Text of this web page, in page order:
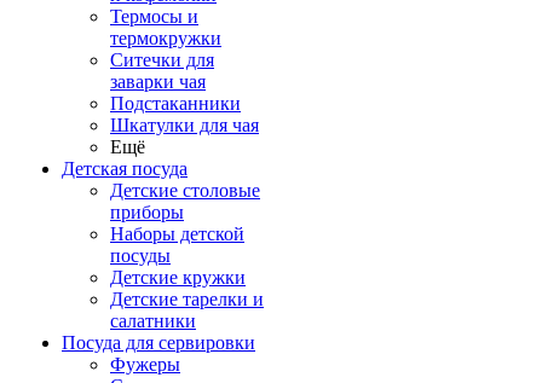
Термосы и
термокружки
Ситечки для
заварки чая
Подстаканники
Шкатулки для чая
Ещё
Детская посуда
Детские столовые
приборы
Наборы детской
посуды
Детские кружки
Детские тарелки и
салатники
Посуда для сервировки
Фужеры